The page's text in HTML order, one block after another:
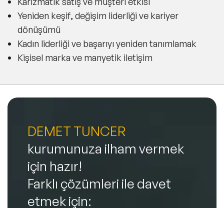
Yeniden keşif, değişim liderliği ve kariyer
dönüşümü
Kadın liderliği ve başarıyı yeniden tanımlamak
Kişisel marka ve manyetik iletişim
DEMET TUNCER
kurumunuza ilham vermek
için hazır!
Farklı çözümleri ile davet
etmek için: